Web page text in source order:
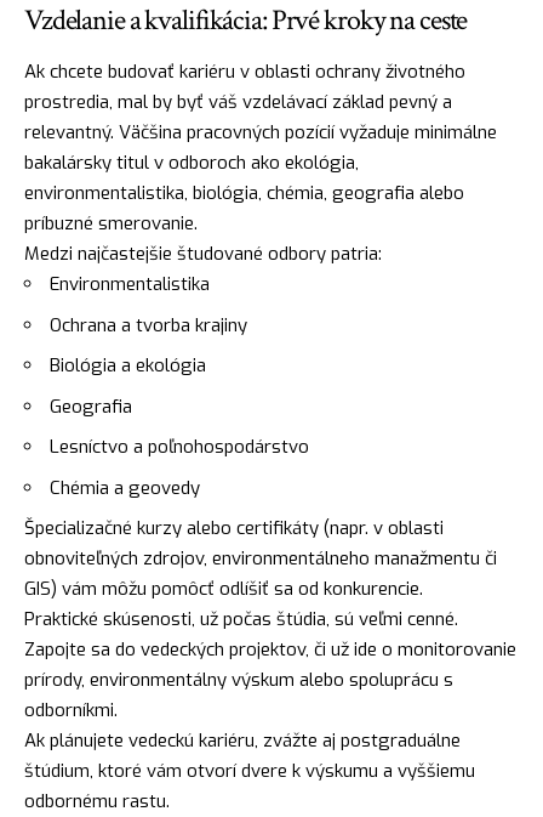
Vzdelanie a kvalifikácia: Prvé kroky na ceste
Ak chcete budovať kariéru v oblasti ochrany životného
prostredia, mal by byť váš vzdelávací základ pevný a
relevantný. Väčšina pracovných pozícií vyžaduje minimálne
bakalársky titul v odboroch ako ekológia,
environmentalistika, biológia, chémia, geografia alebo
príbuzné smerovanie.
Medzi najčastejšie študované odbory patria:
Environmentalistika
Ochrana a tvorba krajiny
Biológia a ekológia
Geografia
Lesníctvo a poľnohospodárstvo
Chémia a geovedy
Špecializačné kurzy alebo certifikáty (napr. v oblasti
obnoviteľných zdrojov, environmentálneho manažmentu či
GIS) vám môžu pomôcť odlíšiť sa od konkurencie.
Praktické skúsenosti, už počas štúdia, sú veľmi cenné.
Zapojte sa do vedeckých projektov, či už ide o monitorovanie
prírody, environmentálny výskum alebo spoluprácu s
odborníkmi.
Ak plánujete vedeckú kariéru, zvážte aj postgraduálne
štúdium, ktoré vám otvorí dvere k výskumu a vyššiemu
odbornému rastu.